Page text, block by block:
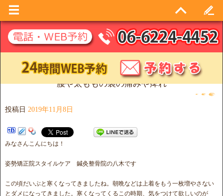
腰や太ももの裏の痛みや痺れ
投稿日 2019年11月8日
みなさんこんにちは！
姿勢矯正院スタイルケア 鍼灸整骨院の八木です
この頃だいぶと寒くなってきましたね。朝晩などは上着をもう一枚増やさない
とダメになってきました。寒くなってくるこの時期、気をつけて欲しいのが